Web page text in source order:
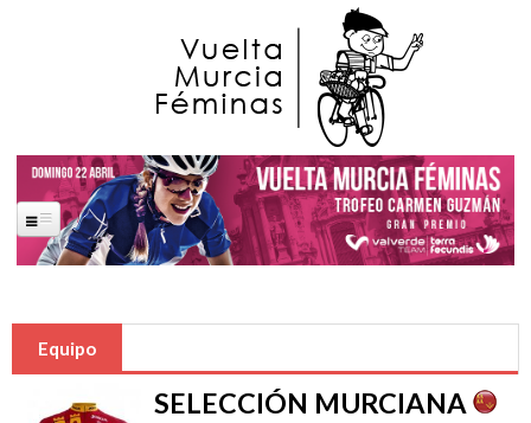
La Carrera
Saludas Oficiales
Equipo
SELECCIÓN MURCIANA